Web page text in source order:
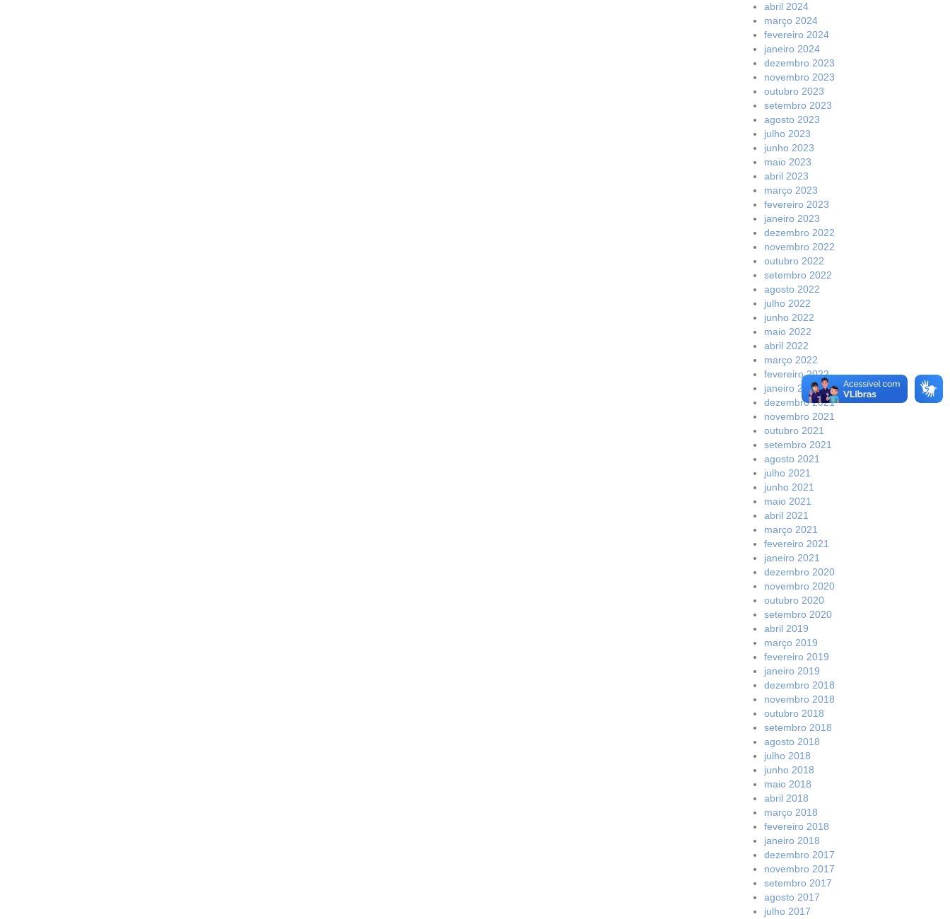
abril 2024
março 2024
fevereiro 2024
janeiro 2024
dezembro 2023
novembro 2023
outubro 2023
setembro 2023
agosto 2023
julho 2023
junho 2023
maio 2023
abril 2023
março 2023
fevereiro 2023
janeiro 2023
dezembro 2022
novembro 2022
outubro 2022
setembro 2022
agosto 2022
julho 2022
junho 2022
maio 2022
abril 2022
março 2022
fevereiro 2022
janeiro 2022
dezembro 2021
novembro 2021
outubro 2021
setembro 2021
agosto 2021
julho 2021
junho 2021
maio 2021
abril 2021
março 2021
fevereiro 2021
janeiro 2021
dezembro 2020
novembro 2020
outubro 2020
setembro 2020
abril 2019
março 2019
fevereiro 2019
janeiro 2019
dezembro 2018
novembro 2018
outubro 2018
setembro 2018
agosto 2018
julho 2018
junho 2018
maio 2018
abril 2018
março 2018
fevereiro 2018
janeiro 2018
dezembro 2017
novembro 2017
setembro 2017
agosto 2017
julho 2017